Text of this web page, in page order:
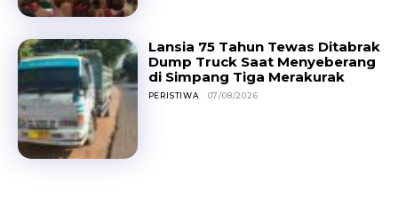
Lansia 75 Tahun Tewas Ditabrak
Dump Truck Saat Menyeberang
di Simpang Tiga Merakurak
PERISTIWA 07/08/2026